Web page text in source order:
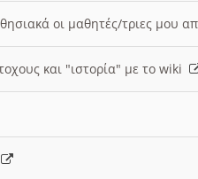
οι μαθητές/τριες μου
και "ιστορία" με το wiki